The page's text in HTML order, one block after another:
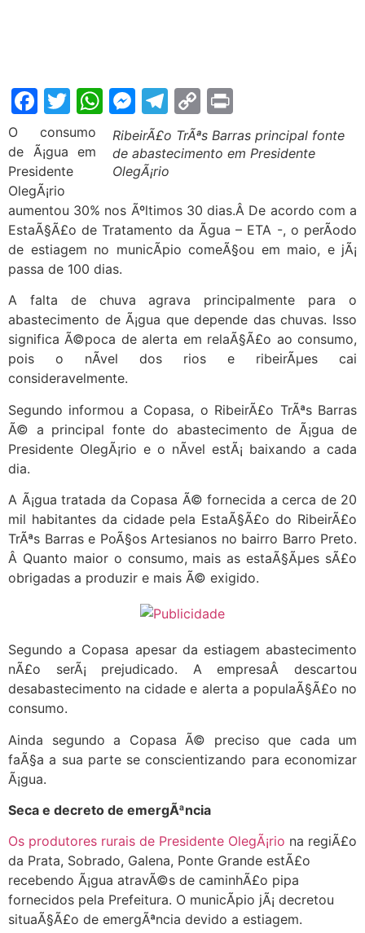
Facebook
Twitter
WhatsApp
Messenger
Telegram
Copy
Link
RibeirÃ£o TrÃªs Barras principal fonte
de abastecimento em Presidente
OlegÃ¡rio
O consumo
de Ã¡gua em
Presidente
OlegÃ¡rio
aumentou 30% nos Ãºltimos 30 dias.Â De acordo com a
EstaÃ§Ã£o de Tratamento da Ãgua – ETA -, o perÃ­odo
de estiagem no municÃ­pio comeÃ§ou em maio, e jÃ¡
passa de 100 dias.
A falta de chuva agrava principalmente para o
abastecimento de Ã¡gua que depende das chuvas. Isso
significa Ã©poca de alerta em relaÃ§Ã£o ao consumo,
pois o nÃ­vel dos rios e ribeirÃµes cai
consideravelmente.
Segundo informou a Copasa, o RibeirÃ£o TrÃªs Barras
Ã© a principal fonte do abastecimento de Ã¡gua de
Presidente OlegÃ¡rio e o nÃ­vel estÃ¡ baixando a cada
dia.
A Ã¡gua tratada da Copasa Ã© fornecida a cerca de 20
mil habitantes da cidade pela EstaÃ§Ã£o do RibeirÃ£o
TrÃªs Barras e PoÃ§os Artesianos no bairro Barro Preto.
Â Quanto maior o consumo, mais as estaÃ§Ãµes sÃ£o
obrigadas a produzir e mais Ã© exigido.
Segundo a Copasa apesar da estiagem abastecimento
nÃ£o serÃ¡ prejudicado. A empresaÂ descartou
desabastecimento na cidade e alerta a populaÃ§Ã£o no
consumo.
Ainda segundo a Copasa Ã© preciso que cada um
faÃ§a a sua parte se conscientizando para economizar
Ã¡gua.
Seca e decreto de emergÃªncia
Os produtores rurais de Presidente OlegÃ¡rio na regiÃ£o
da Prata, Sobrado, Galena, Ponte Grande estÃ£o
recebendo Ã¡gua atravÃ©s de caminhÃ£o pipa
fornecidos pela Prefeitura. O municÃ­pio jÃ¡ decretou
situaÃ§Ã£o de emergÃªncia devido a estiagem.